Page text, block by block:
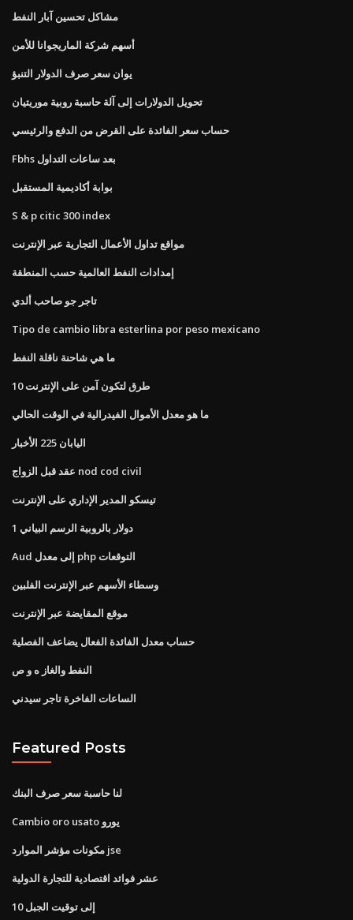
مشاكل تحسين آبار النفط
أسهم شركة الماريجوانا للأمن
يوان سعر صرف الدولار التنبؤ
تحويل الدولارات إلى آلة حاسبة روبية موريتيان
حساب سعر الفائدة على القرض من الدفع والرئيسي
Fbhs بعد ساعات التداول
بوابة أكاديمية المستقبل
S & p citic 300 index
مواقع تداول الأعمال التجارية عبر الإنترنت
إمدادات النفط العالمية حسب المنطقة
تاجر جو صاحب ألدي
Tipo de cambio libra esterlina por peso mexicano
ما هي شاحنة ناقلة النفط
10 طرق لتكون آمن على الإنترنت
ما هو معدل الأموال الفيدرالية في الوقت الحالي
اليابان 225 الأخبار
عقد قبل الزواج nod cod civil
تيسكو المدير الإداري على الإنترنت
1 دولار بالروبية الرسم البياني
Aud إلى معدل php التوقعات
وسطاء الأسهم عبر الإنترنت الفلبين
موقع المقايضة عبر الإنترنت
حساب معدل الفائدة الفعال يضاعف الفصلية
النفط والغاز ه و ص
الساعات الفاخرة تاجر سيدني
Featured Posts
لنا حاسبة سعر صرف البنك
Cambio oro usato يورو
مكونات مؤشر الموارد jse
عشر فوائد اقتصادية للتجارة الدولية
10 إلى توقيت الجبل